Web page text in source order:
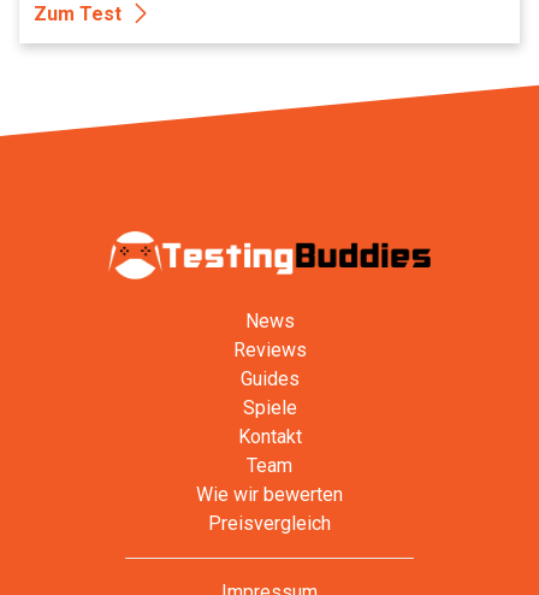
Zum Test
News
Reviews
Guides
Spiele
Kontakt
Team
Wie wir bewerten
Preisvergleich